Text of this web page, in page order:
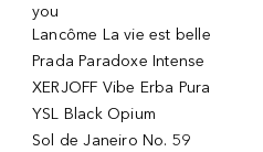
you
Lancôme La vie est belle
Prada Paradoxe Intense
XERJOFF Vibe Erba Pura
YSL Black Opium
Sol de Janeiro No. 59